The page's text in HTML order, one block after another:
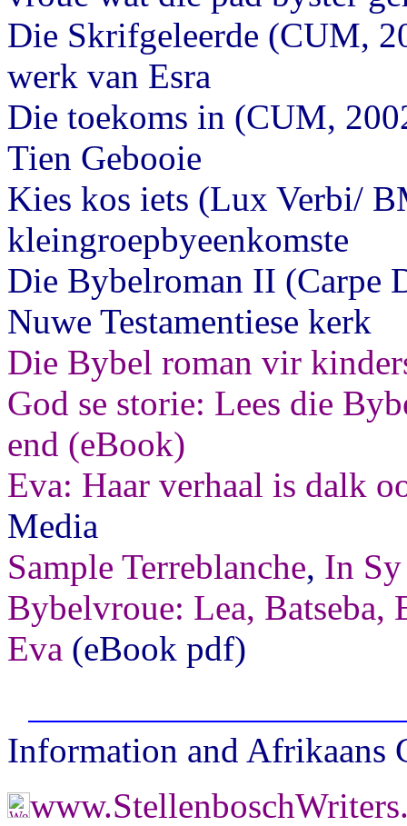
Die Skrifgeleerde (CUM,
werk van Esra
Die toekoms in (CUM,
Tien Gebooie
Kies kos iets (Lux Verbi/
kleingroepbyeenkomste
Die Bybelroman II (Carpe
Nuwe Testamentiese kerk
Die Bybel roman vir
God se storie: Lees die
end (eBook)
Eva: Haar verhaal is dalk
Media
Sample Terreblanche, In
Bybelvroue: Lea, Batseba,
Eva (eBook pdf)
Information and Afrikaans